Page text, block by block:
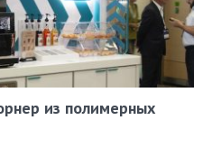
из полимерных